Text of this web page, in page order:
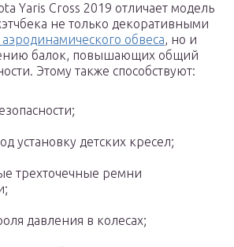
Yaris Cross 2019 отличает модель
не только декоративными
обвеса, но и
балок, повышающих общий
Этому также способствуют:
установку детских кресел;
трехточечные ремни
давления в колесах;